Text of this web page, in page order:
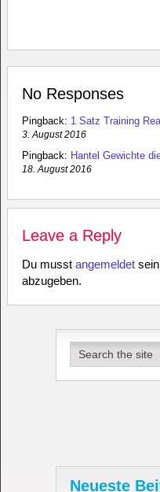
No Responses
Pingback: 1 Satz Training
3. August 2016
Pingback: Hantel Gewichte
18. August 2016
Leave a Reply
Du musst angemeldet
abzugeben.
Neueste